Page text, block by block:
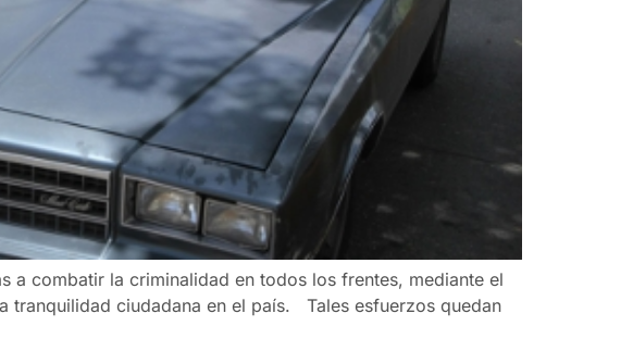
a combatir la criminalidad en todos los frentes, mediante el
tranquilidad ciudadana en el país. Tales esfuerzos quedan